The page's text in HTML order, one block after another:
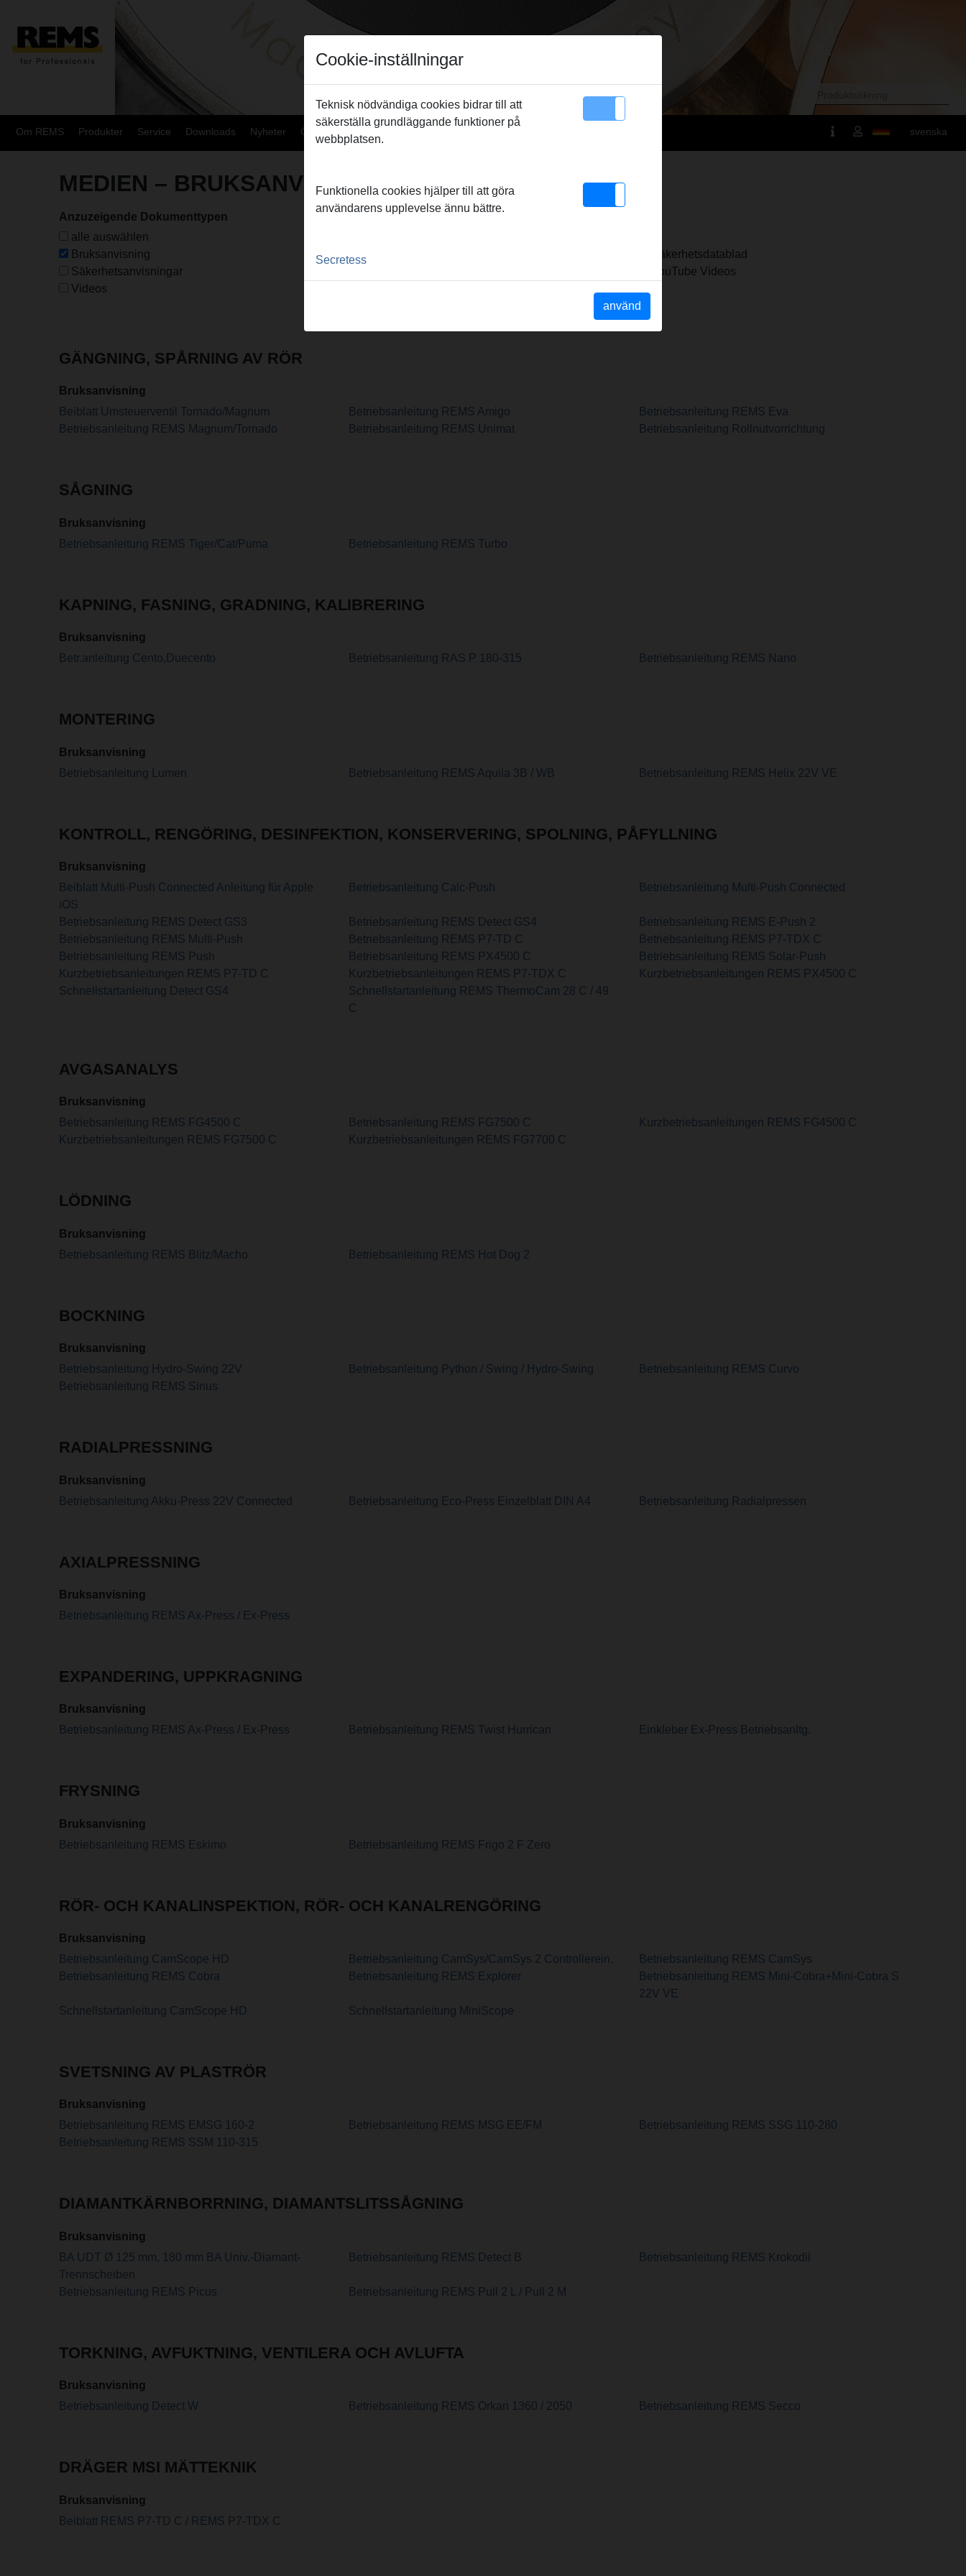
Om REMS Produkter Service Downloads Nyheter Översikt Kontakt svenska
MEDIEN – BRUKSANVISNING
Anzuzeigende Dokumenttypen
alle auswählen
Bruksanvisning
Säkerhetsdatablad
Säkerhetsanvisningar
YouTube Videos
Videos
GÄNGNING, SPÅRNING AV RÖR
Bruksanvisning
Beiblatt Umsteuerventil Tornado/Magnum
Betriebsanleitung REMS Amigo
Betriebsanleitung REMS Eva
Betriebsanleitung REMS Magnum/Tornado
Betriebsanleitung REMS Unimat Betriebsanleitung Rollnutvorrichtung
SÅGNING
Bruksanvisning
Betriebsanleitung REMS Tiger/Cat/Puma
Betriebsanleitung REMS Turbo
KAPNING, FASNING, GRADNING, KALIBRERING
Bruksanvisning
Betr.anleitung Cento,Duecento
Betriebsanleitung RAS P 180-315 Betriebsanleitung REMS Nano
MONTERING
Bruksanvisning
Betriebsanleitung Lumen
Betriebsanleitung REMS Aquila 3B / WB Betriebsanleitung REMS Helix 22V VE
KONTROLL, RENGÖRING, DESINFEKTION, KONSERVERING, SPOLNING, PÅFYLLNING
Bruksanvisning
Beiblatt Multi-Push Connected Anleitung für Apple
iOS
Betriebsanleitung Calc-Push Betriebsanleitung Multi-Push Connected
Betriebsanleitung REMS Detect GS3 Betriebsanleitung REMS Detect GS4
Betriebsanleitung REMS E-Push 2
Betriebsanleitung REMS Multi-Push
Betriebsanleitung REMS P7-TD C
Betriebsanleitung REMS P7-TDX C
Betriebsanleitung REMS Push
Betriebsanleitung REMS PX4500 C
Betriebsanleitung REMS Solar-Push
Kurzbetriebsanleitungen REMS P7-TD C
Kurzbetriebsanleitungen REMS P7-TDX C
Kurzbetriebsanleitungen REMS PX4500 C
Schnellstartanleitung Detect GS4
Schnellstartanleitung REMS ThermoCam 28 C / 49
C
AVGASANALYS
Bruksanvisning
Betriebsanleitung REMS FG4500 C
Betriebsanleitung REMS FG7500 C
Kurzbetriebsanleitungen REMS FG4500 C
Kurzbetriebsanleitungen REMS FG7500 C
Kurzbetriebsanleitungen REMS FG7700 C
LÖDNING
Bruksanvisning
Betriebsanleitung REMS Blitz/Macho
Betriebsanleitung REMS Hot Dog 2
BOCKNING
Bruksanvisning
Betriebsanleitung Hydro-Swing 22V
Betriebsanleitung Python / Swing / Hydro-Swing
Betriebsanleitung REMS Curvo
Betriebsanleitung REMS Sinus
RADIALPRESSNING
Bruksanvisning
Betriebsanleitung Akku-Press 22V Connected
Betriebsanleitung Eco-Press Einzelblatt DIN A4 Betriebsanleitung Radialpressen
AXIALPRESSNING
Bruksanvisning
Betriebsanleitung REMS Ax-Press / Ex-Press
EXPANDERING, UPPKRAGNING
Bruksanvisning
Betriebsanleitung REMS Ax-Press / Ex-Press
Betriebsanleitung REMS Twist Hurrican Einkleber Ex-Press Betriebsanltg.
FRYSNING
Bruksanvisning
Betriebsanleitung REMS Eskimo
Betriebsanleitung REMS Frigo 2 F Zero
RÖR- OCH KANALINSPEKTION, RÖR- OCH KANALRENGÖRING
Bruksanvisning
Betriebsanleitung CamScope HD
Betriebsanleitung CamSys/CamSys 2 Controllerein.
Betriebsanleitung REMS CamSys
Betriebsanleitung REMS Cobra
Betriebsanleitung REMS Explorer
Betriebsanleitung REMS Mini-Cobra+Mini-Cobra S
22V VE
Schnellstartanleitung CamScope HD
Schnellstartanleitung MiniScope
SVETSNING AV PLASTRÖR
Bruksanvisning
Betriebsanleitung REMS EMSG 160-2
Betriebsanleitung REMS MSG EE/FM
Betriebsanleitung REMS SSG 110-280
Betriebsanleitung REMS SSM 110-315
DIAMANTKÄRNBORRNING, DIAMANTSLITSSÅGNING
Bruksanvisning
BA UDT Ø 125 mm, 180 mm BA Univ.-Diamant-
Trennscheiben
Betriebsanleitung REMS Detect B Betriebsanleitung REMS Krokodil
Betriebsanleitung REMS Picus Betriebsanleitung REMS Pull 2 L / Pull 2 M
TORKNING, AVFUKTNING, VENTILERA OCH AVLUFTA
Bruksanvisning
Betriebsanleitung Detect W
Betriebsanleitung REMS Orkan 1360 / 2050 Betriebsanleitung REMS Secco
DRÄGER MSI MÄTTEKNIK
Bruksanvisning
Beiblatt REMS P7-TD C / REMS P7-TDX C
Cookie-inställningar
Teknisk nödvändiga cookies bidrar till att
säkerställa grundläggande funktioner på
webbplatsen.
Funktionella cookies hjälper till att göra
användarens upplevelse ännu bättre.
Secretess
använd